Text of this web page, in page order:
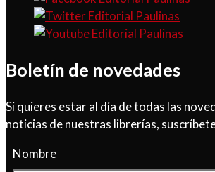
Boletín de novedades
Si quieres estar al día de todas las
noticias de nuestras librerías,
Nombre